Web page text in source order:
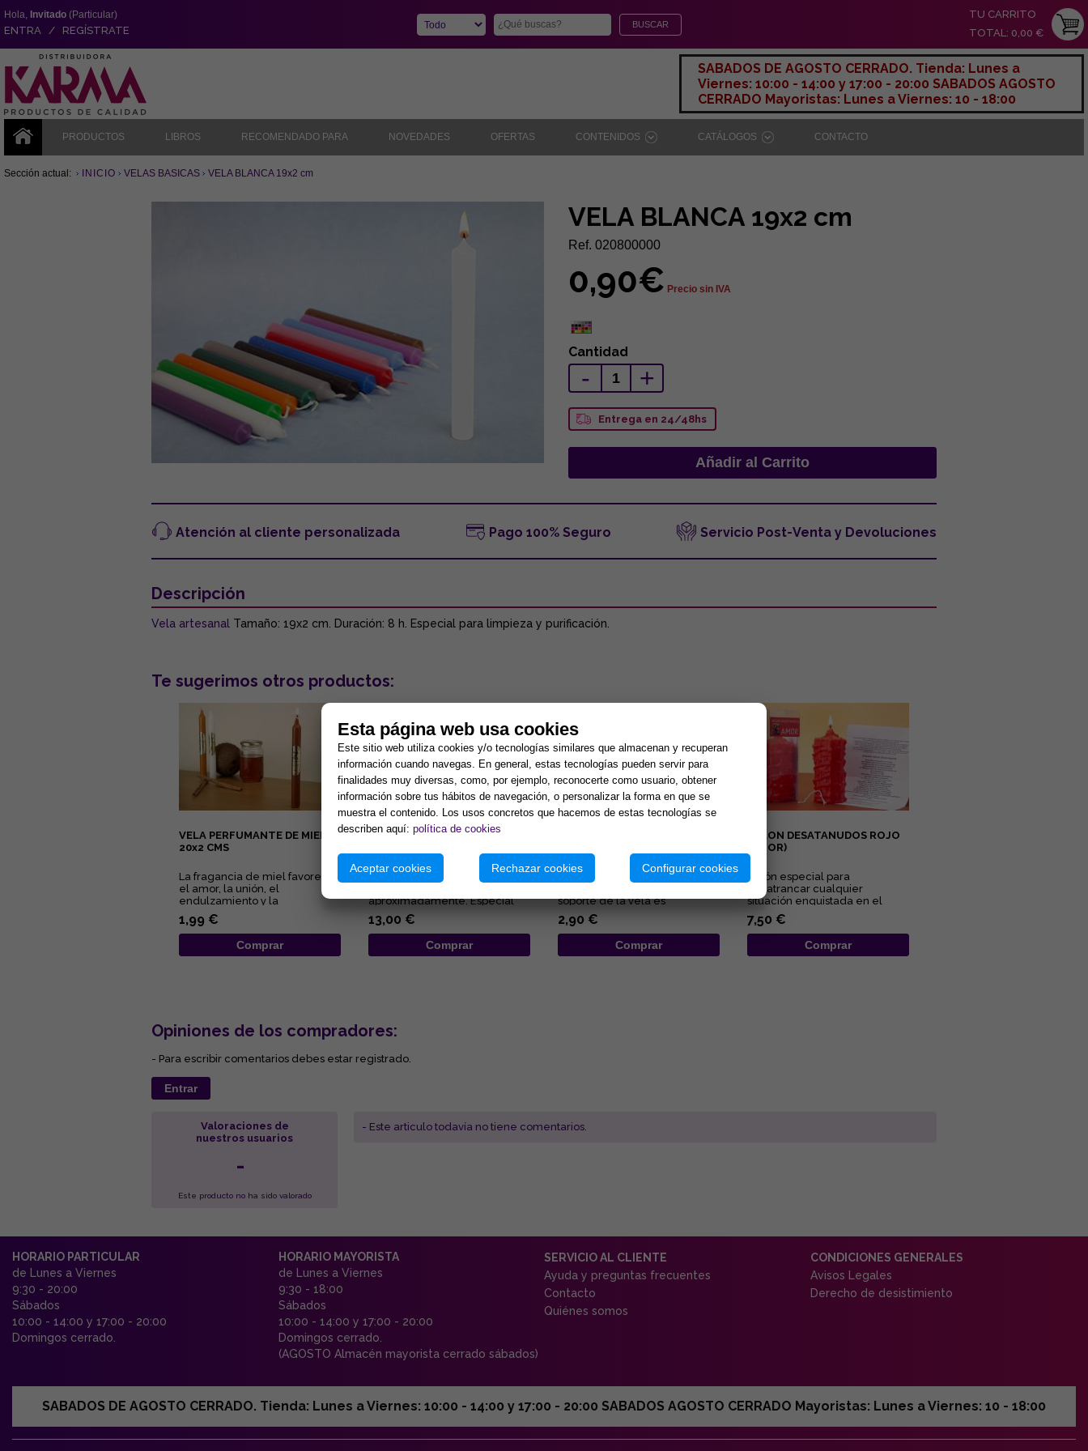
Hola, Invitado (Particular)
ENTRA / REGÍSTRATE
TU CARRITO
TOTAL: 0,00 €
SABADOS DE AGOSTO CERRADO. Tienda: Lunes a
Viernes: 10:00 - 14:00 y 17:00 - 20:00 SABADOS AGOSTO
CERRADO Mayoristas: Lunes a Viernes: 10 - 18:00
PRODUCTOS LIBROS RECOMENDADO PARA NOVEDADES OFERTAS CONTENIDOS CATÁLOGOS CONTACTO
Sección actual: INICIO VELAS BASICAS VELA BLANCA 19x2 cm
VELA BLANCA 19x2 cm
Ref. 020800000
0,90€ Precio sin IVA
Cantidad
- +
Entrega en 24/48hs
Atención al cliente personalizada Pago 100% Seguro Servicio Post-Venta y Devoluciones
Descripción
Vela artesanal Tamaño: 19x2 cm. Duración: 8 h. Especial para limpieza y purificación.
Te sugerimos otros productos:
VELA PERFUMANTE DE MIEL,
20x2 CMS
La fragancia de miel favorece
el amor, la unión, el
endulzamiento y la
comunicación....
1,99 €
Comprar
VELON DE LOS 7 CHAKRAS
Velon esotérico 15 x 6 cm. 3
aproximadamente. Especial
para equilibrio interno y
activación...
13,00 €
Comprar
DIAMETRO
Portavelas metálico y negro
soporte de la vela es
representativo del
conocimient...
2,90 €
Comprar
VELON DESATANUDOS ROJO
(AMOR)
Velón especial para
desatrancar cualquier
situación enquistada en el
ámbito amoroso y sexual....
7,50 €
Comprar
Opiniones de los compradores:
- Para escribir comentarios debes estar registrado.
Entrar
Valoraciones de
nuestros usuarios
-
Este producto no ha sido valorado
- Este articulo todavía no tiene comentarios.
HORARIO PARTICULAR
de Lunes a Viernes
9:30 - 20:00
Sábados
10:00 - 14:00 y 17:00 - 20:00
Domingos cerrado.
HORARIO MAYORISTA
de Lunes a Viernes
9:30 - 18:00
Sábados
10:00 - 14:00 y 17:00 - 20:00
Domingos cerrado.
(AGOSTO Almacén mayorista cerrado sábados)
SERVICIO AL CLIENTE
Ayuda y preguntas frecuentes
Contacto
Quiénes somos
CONDICIONES GENERALES
Avisos Legales
Derecho de desistimiento
SABADOS DE AGOSTO CERRADO. Tienda: Lunes a Viernes: 10:00 - 14:00 y 17:00 - 20:00 SABADOS AGOSTO CERRADO Mayoristas: Lunes a Viernes: 10 - 18:00
Esta página web usa cookies
Este sitio web utiliza cookies y/o tecnologías similares que almacenan y recuperan
información cuando navegas. En general, estas tecnologías pueden servir para
finalidades muy diversas, como, por ejemplo, reconocerte como usuario, obtener
información sobre tus hábitos de navegación, o personalizar la forma en que se
muestra el contenido. Los usos concretos que hacemos de estas tecnologías se
describen aquí: política de cookies
Aceptar cookies Rechazar cookies Configurar cookies